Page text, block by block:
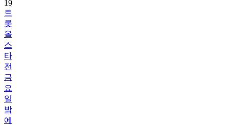
19
트
롯
올
스
타
전
금
요
일
밤
에